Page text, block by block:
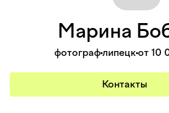
Марина
фотографлипецкот 10
Контакты